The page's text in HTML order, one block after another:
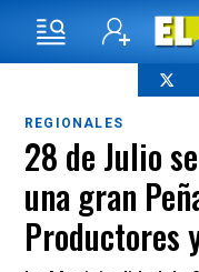
REGIONALES
28 de Julio
una gran
Productores